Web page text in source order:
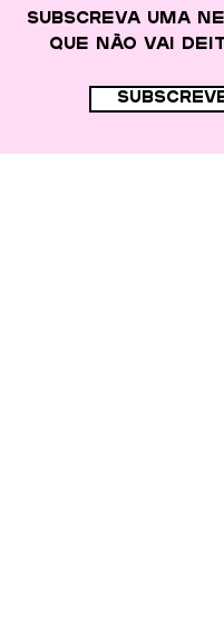
Subscreva uma
que não vai